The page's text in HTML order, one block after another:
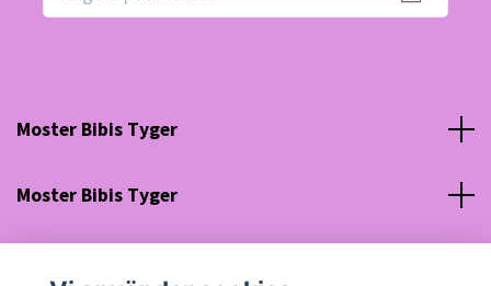
Moster Bibis Tyger
Moster Bibis Tyger